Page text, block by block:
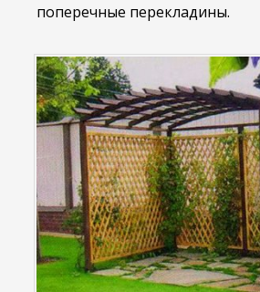
поперечные перекладины.